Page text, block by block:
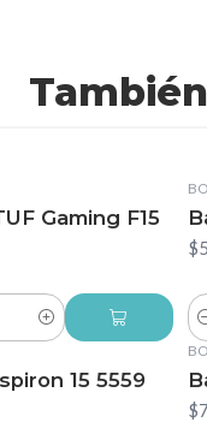
Gaming F15
15 5559